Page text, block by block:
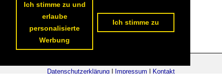
Datenschutzerklärung Impressum Kontakt
Ich stimme zu und
erlaube
personalisierte
Werbung
Ich stimme zu